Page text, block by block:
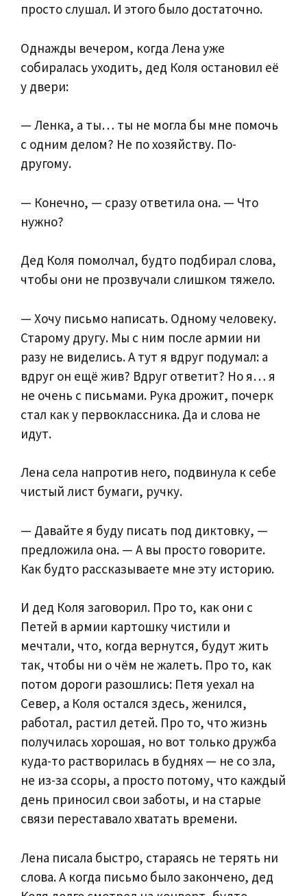
просто слушал. И этого было достаточно.
Однажды вечером, когда Лена уже
собиралась уходить, дед Коля остановил её
у двери:
— Ленка, а ты… ты не могла бы мне помочь
с одним делом? Не по хозяйству. По-
другому.
— Конечно, — сразу ответила она. — Что
нужно?
Дед Коля помолчал, будто подбирал слова,
чтобы они не прозвучали слишком тяжело.
— Хочу письмо написать. Одному человеку.
Старому другу. Мы с ним после армии ни
разу не виделись. А тут я вдруг подумал: а
вдруг он ещё жив? Вдруг ответит? Но я… я
не очень с письмами. Рука дрожит, почерк
стал как у первоклассника. Да и слова не
идут.
Лена села напротив него, подвинула к себе
чистый лист бумаги, ручку.
— Давайте я буду писать под диктовку, —
предложила она. — А вы просто говорите.
Как будто рассказываете мне эту историю.
И дед Коля заговорил. Про то, как они с
Петей в армии картошку чистили и
мечтали, что, когда вернутся, будут жить
так, чтобы ни о чём не жалеть. Про то, как
потом дороги разошлись: Петя уехал на
Север, а Коля остался здесь, женился,
работал, растил детей. Про то, что жизнь
получилась хорошая, но вот только дружба
куда-то растворилась в буднях — не со зла,
не из-за ссоры, а просто потому, что каждый
день приносил свои заботы, и на старые
связи переставало хватать времени.
Лена писала быстро, стараясь не терять ни
слова. А когда письмо было закончено, дед